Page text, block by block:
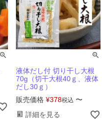
液体だし付 切り干し大根
70g（切干大根40ｇ、液体
だし30ｇ）
販売価格 ¥378税込 〜
詳細を見る